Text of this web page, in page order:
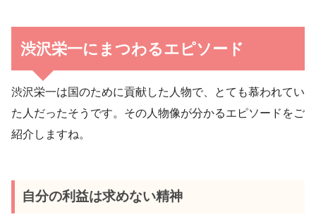
渋沢栄一にまつわるエピソード
渋沢栄一は国のために貢献した人物で、とても慕われてい
た人だったそうです。その人物像が分かるエピソードをご
紹介しますね。
自分の利益は求めない精神